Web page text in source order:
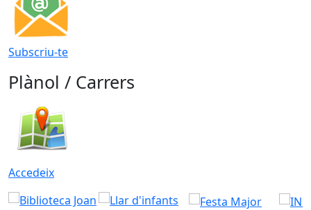
Subscriu-te
Plànol / Carrers
Accedeix